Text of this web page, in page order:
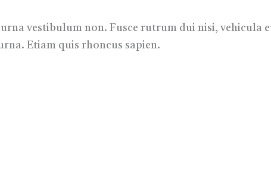
vestibulum non. Fusce rutrum dui nisi, vehicula
Etiam quis rhoncus sapien.